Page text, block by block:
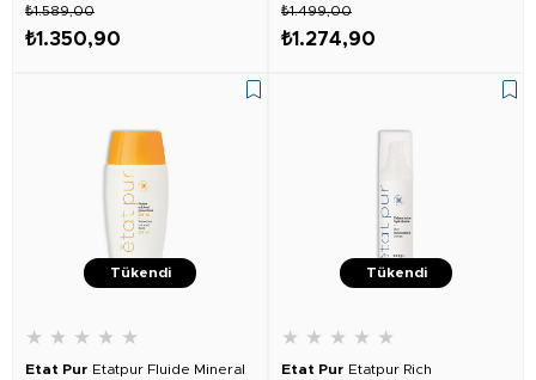
₺1.350,90
₺1.589,00
₺1.274,90
₺1.499,00
Tükendi
★ ★ ★ ★ ★
Etat Pur Etatpur Fluide Mineral
Tükendi
★ ★ ★ ★ ★
Etat Pur Etatpur Rich